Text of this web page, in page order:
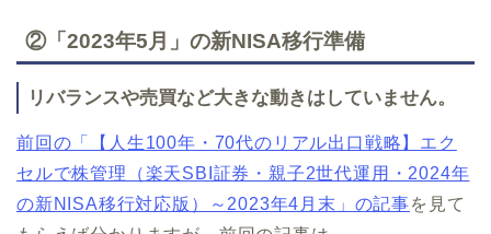
②「2023年5月」 の新NISA移行準備
リバランスや売買など大きな動きはしていません。
前回の「【人生100年・70代のリアル出口戦略】エク
セルで株管理（楽天SBI証券・親子2世代運用・2024年
の新NISA移行対応版）～2023年4月末」の記事を見て